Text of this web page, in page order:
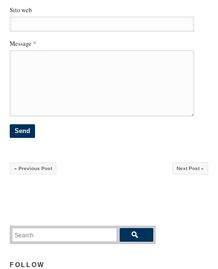
Sito web
Message *
Next Post »
« Previous Post
FOLLOW